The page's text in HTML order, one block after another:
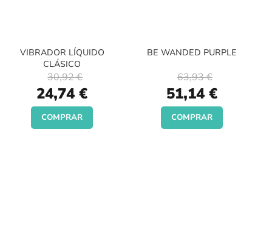
VIBRADOR LÍQUIDO
CLÁSICO
Special
Price
24,74 €
30,92 €
COMPRAR
BE WANDED PURPLE
Special
Price
51,14 €
63,93 €
COMPRAR